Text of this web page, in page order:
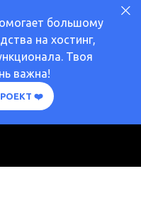
большому
на хостинг,
Твоя
важна!
❤️